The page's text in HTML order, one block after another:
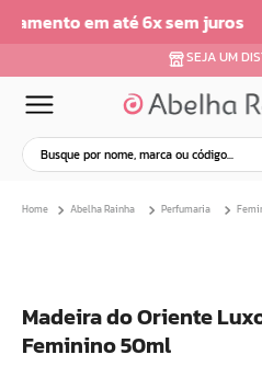
Parcelamento em
SEJA UM
Busque por nome, marca ou
Abelha Rainha Perfumaria
Madeira do Oriente
Feminino 50ml
4º
bom medico
5º
renovil